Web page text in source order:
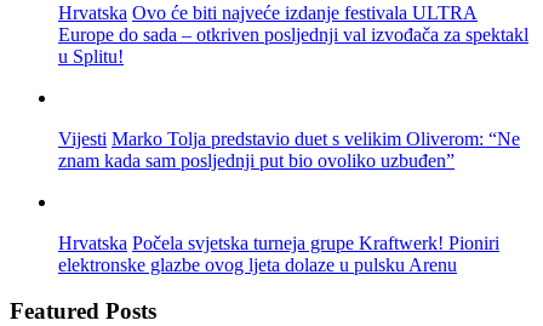
Hrvatska Ovo će biti najveće izdanje festivala ULTRA
Europe do sada – otkriven posljednji val izvođača za spektakl
u Splitu!
Vijesti Marko Tolja predstavio duet s velikim Oliverom: “Ne
znam kada sam posljednji put bio ovoliko uzbuđen”
Hrvatska Počela svjetska turneja grupe Kraftwerk! Pioniri
elektronske glazbe ovog ljeta dolaze u pulsku Arenu
Featured Posts